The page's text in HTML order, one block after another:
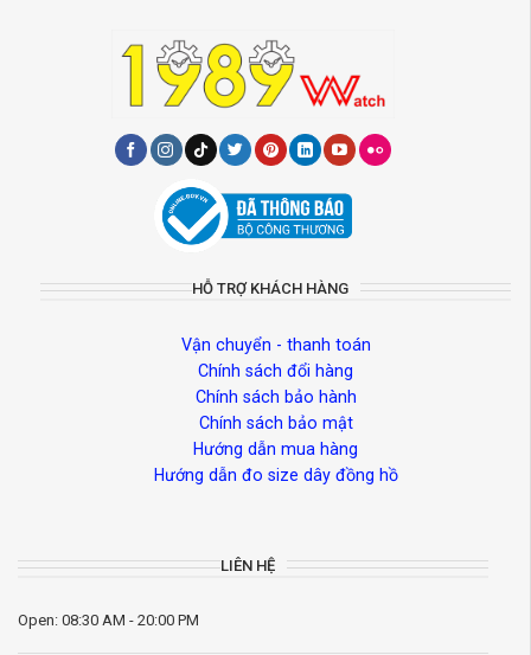
HỖ TRỢ KHÁCH HÀNG
Vận chuyển - thanh toán
Chính sách đổi hàng
Chính sách bảo hành
Chính sách bảo mật
Hướng dẫn mua hàng
Hướng dẫn đo size dây đồng hồ
LIÊN HỆ
Open: 08:30 AM - 20:00 PM